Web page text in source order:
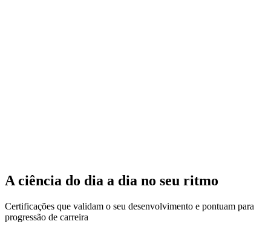
A ciência do dia a dia no seu ritmo
Certificações que validam o seu desenvolvimento e pontuam para
progressão de carreira